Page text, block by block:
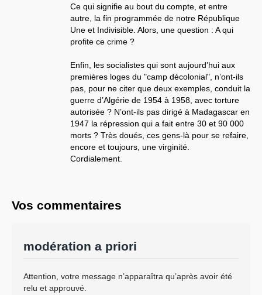
Ce qui signifie au bout du compte, et entre
autre, la fin programmée de notre République
Une et Indivisible. Alors, une question : A qui
profite ce crime ?
Enfin, les socialistes qui sont aujourd’hui aux
premières loges du "camp décolonial", n’ont-ils
pas, pour ne citer que deux exemples, conduit la
guerre d’Algérie de 1954 à 1958, avec torture
autorisée ? N’ont-ils pas dirigé à Madagascar en
1947 la répression qui a fait entre 30 et 90 000
morts ? Très doués, ces gens-là pour se refaire,
encore et toujours, une virginité.
Cordialement.
Vos commentaires
modération a priori
Attention, votre message n’apparaîtra qu’après avoir été
relu et approuvé.